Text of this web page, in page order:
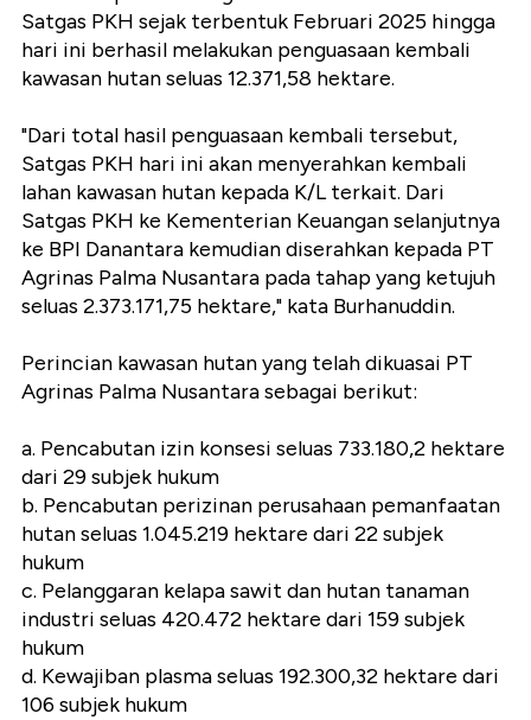
Satgas PKH sejak terbentuk Februari 2025 hingga
hari ini berhasil melakukan penguasaan kembali
kawasan hutan seluas 12.371,58 hektare.
"Dari total hasil penguasaan kembali tersebut,
Satgas PKH hari ini akan menyerahkan kembali
lahan kawasan hutan kepada K/L terkait. Dari
Satgas PKH ke Kementerian Keuangan selanjutnya
ke BPI Danantara kemudian diserahkan kepada PT
Agrinas Palma Nusantara pada tahap yang ketujuh
seluas 2.373.171,75 hektare," kata Burhanuddin.
Perincian kawasan hutan yang telah dikuasai PT
Agrinas Palma Nusantara sebagai berikut:
a. Pencabutan izin konsesi seluas 733.180,2 hektare
dari 29 subjek hukum
b. Pencabutan perizinan perusahaan pemanfaatan
hutan seluas 1.045.219 hektare dari 22 subjek
hukum
c. Pelanggaran kelapa sawit dan hutan tanaman
industri seluas 420.472 hektare dari 159 subjek
hukum
d. Kewajiban plasma seluas 192.300,32 hektare dari
106 subjek hukum